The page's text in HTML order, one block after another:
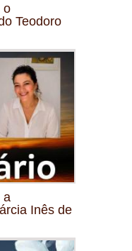
o
Teodoro
a
Inês de